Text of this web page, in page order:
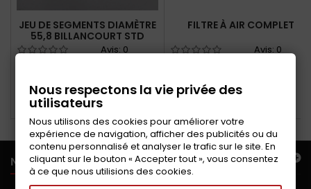
JEU DE SEGMENTS DIAMÈTRE
55,8 BILLANCOURT STD
Avis: 0
équiper les 4 pistons Cote
standard
Ajouter au panier
FILTRE À AIR COMPLET
Avis: 0
NOTRE OFFRE
Nous respectons la vie privée des
utilisateurs
Nous utilisons des cookies pour améliorer votre
expérience de navigation, afficher des publicités ou du
contenu personnalisé et analyser le trafic sur le site. En
cliquant sur le bouton « Accepter tout », vous consentez
à ce que nous utilisions des cookies.